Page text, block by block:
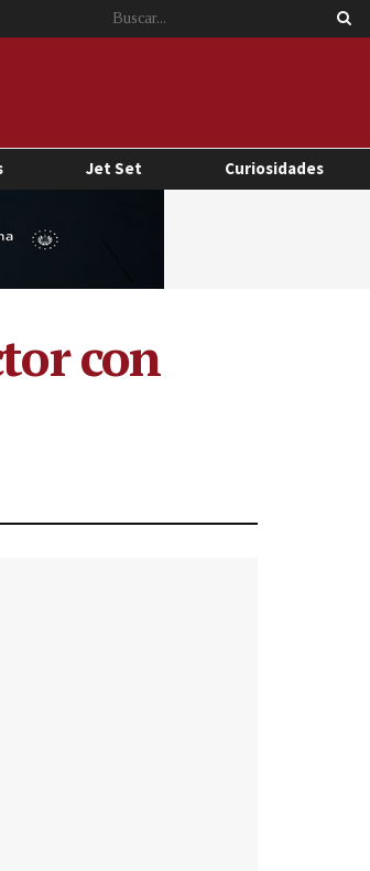
Jet Set Curiosidades
con